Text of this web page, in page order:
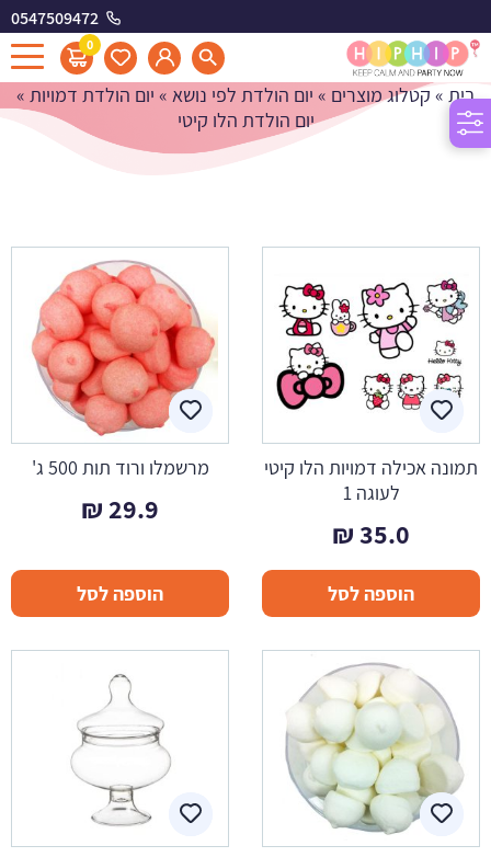
0547509472
0
יום הולדת הלו קיטי
בית » קטלוג מוצרים » יום הולדת לפי נושא » יום הולדת דמויות »
יום הולדת הלו קיטי
תמונה אכילה דמויות הלו קיטי
לעוגה 1
35.0
₪
הוספה לסל
מרשמלו ורוד תות 500 ג'
29.9
₪
הוספה לסל